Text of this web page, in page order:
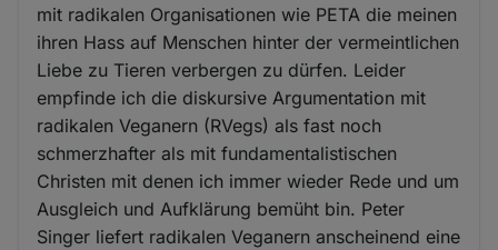
mit radikalen Organisationen wie PETA die meinen
ihren Hass auf Menschen hinter der vermeintlichen
Liebe zu Tieren verbergen zu dürfen. Leider
empfinde ich die diskursive Argumentation mit
radikalen Veganern (RVegs) als fast noch
schmerzhafter als mit fundamentalistischen
Christen mit denen ich immer wieder Rede und um
Ausgleich und Aufklärung bemüht bin. Peter
Singer liefert radikalen Veganern anscheinend eine